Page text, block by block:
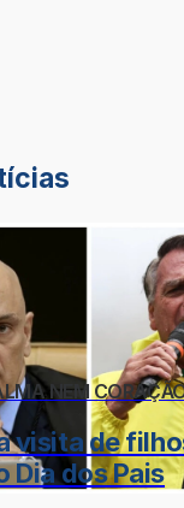
NEM
visita de
Dia dos Pais